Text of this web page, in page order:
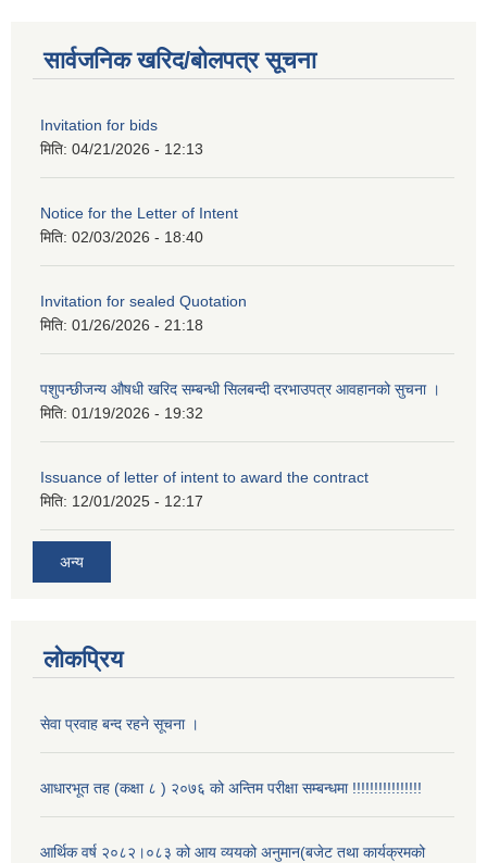
सार्वजनिक खरिद/बोलपत्र सूचना
Invitation for bids
मिति: 04/21/2026 - 12:13
Notice for the Letter of Intent
मिति: 02/03/2026 - 18:40
Invitation for sealed Quotation
मिति: 01/26/2026 - 21:18
पशुपन्छीजन्य औषधी खरिद सम्बन्धी सिलबन्दी दरभाउपत्र आवहानको सुचना ।
मिति: 01/19/2026 - 19:32
Issuance of letter of intent to award the contract
मिति: 12/01/2025 - 12:17
अन्य
लोकप्रिय
सेवा प्रवाह बन्द रहने सूचना ।
आधारभूत तह (कक्षा ८ ) २०७६ को अन्तिम परीक्षा सम्बन्धमा !!!!!!!!!!!!!!!!
आर्थिक वर्ष २०८२।०८३ को आय व्ययको अनुमान(बजेट तथा कार्यक्रमको